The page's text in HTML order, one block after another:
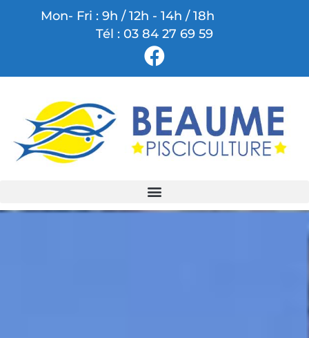
Mon- Fri : 9h / 12h - 14h / 18h
Tél : 03 84 27 69 59